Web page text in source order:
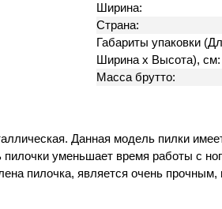
Ширина:
Страна:
Габариты упаковки
Ширина х Высота), см:
Масса брутто:
Данная модель пилки
уменьшает время работы с
пилочка, является очень